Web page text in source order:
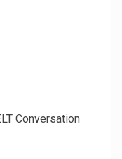
Conversation